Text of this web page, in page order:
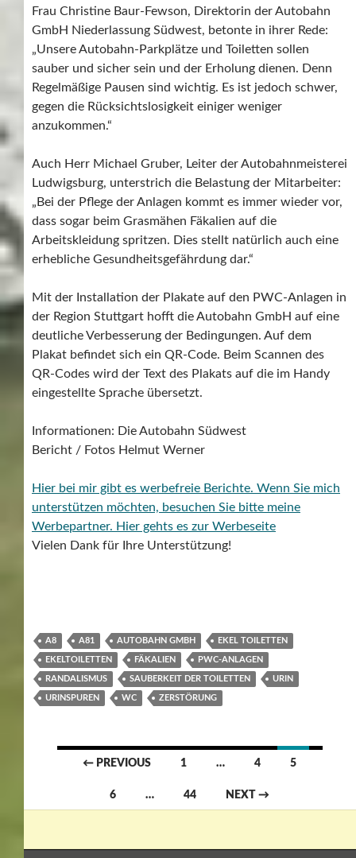
Frau Christine Baur-Fewson, Direktorin der Autobahn
GmbH Niederlassung Südwest, betonte in ihrer Rede:
„Unsere Autobahn-Parkplätze und Toiletten sollen
sauber und sicher sein und der Erholung dienen. Denn
Regelmäßige Pausen sind wichtig. Es ist jedoch schwer,
gegen die Rücksichtslosigkeit einiger weniger
anzukommen.“
Auch Herr Michael Gruber, Leiter der Autobahnmeisterei
Ludwigsburg, unterstrich die Belastung der Mitarbeiter:
„Bei der Pflege der Anlagen kommt es immer wieder vor,
dass sogar beim Grasmähen Fäkalien auf die
Arbeitskleidung spritzen. Dies stellt natürlich auch eine
erhebliche Gesundheitsgefährdung dar.“
Mit der Installation der Plakate auf den PWC-Anlagen in
der Region Stuttgart hofft die Autobahn GmbH auf eine
deutliche Verbesserung der Bedingungen. Auf dem
Plakat befindet sich ein QR-Code. Beim Scannen des
QR-Codes wird der Text des Plakats auf die im Handy
eingestellte Sprache übersetzt.
Informationen: Die Autobahn Südwest
Bericht / Fotos Helmut Werner
Hier bei mir gibt es werbefreie Berichte. Wenn Sie mich
unterstützen möchten, besuchen Sie bitte meine
Werbepartner. Hier gehts es zur Werbeseite
Vielen Dank für Ihre Unterstützung!
A8 A81 AUTOBAHN GMBH EKEL TOILETTEN
EKELTOILETTEN FÄKALIEN PWC-ANLAGEN
RANDALISMUS SAUBERKEIT DER TOILETTEN URIN
URINSPUREN WC ZERSTÖRUNG
Posts
navigation
← PREVIOUS 1 … 4 5
6 … 44 NEXT →